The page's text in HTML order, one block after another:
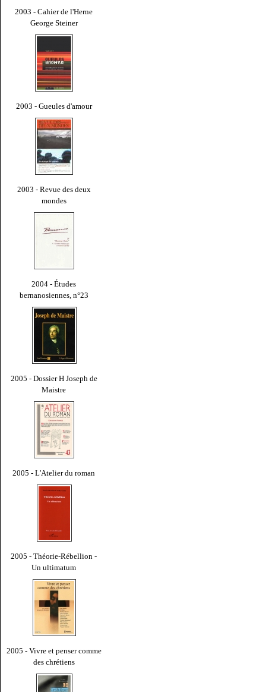
2003 - Cahier de l'Herne
George Steiner
2003 - Gueules d'amour
2003 - Revue des deux
mondes
2004 - Études
bernanosiennes, n°23
2005 - Dossier H Joseph de
Maistre
2005 - L'Atelier du roman
2005 - Théorie-Rébellion -
Un ultimatum
2005 - Vivre et penser comme
des chrétiens